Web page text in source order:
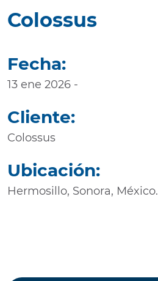
Colossus
Fecha:
13 ene 2026 -
Cliente:
Colossus
Ubicación:
Hermosillo, Sonora, México.